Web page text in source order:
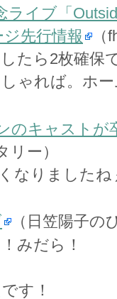
ライブ「
先行情報
たら2枚確保
ゃれば。ホ
のキャストが
リー）
なりましたね
（日笠陽子の
みだら！
す！